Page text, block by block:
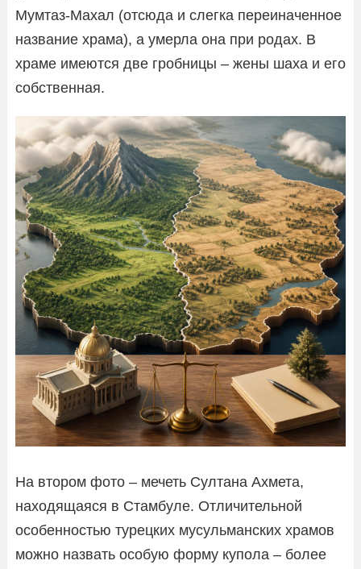
Мумтаз-Махал (отсюда и слегка переиначенное
название храма), а умерла она при родах. В
храме имеются две гробницы – жены шаха и его
собственная.
На втором фото – мечеть Султана Ахмета,
находящаяся в Стамбуле. Отличительной
особенностью турецких мусульманских храмов
можно назвать особую форму купола – более